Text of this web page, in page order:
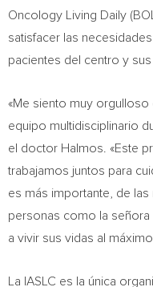
Oncology Living Daily
satisfacer las
pacientes del centro y
«Me siento muy
equipo multidisciplinario
el doctor Halmos. «Este
trabajamos juntos para
es más importante, de
personas como la
a vivir sus vidas al
La IASLC es la única